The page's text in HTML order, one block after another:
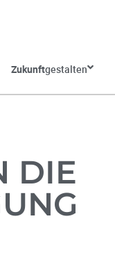
Zukunftgestalten
DIE